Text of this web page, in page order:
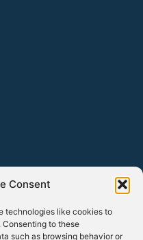
Consent
technologies like cookies to
to these
such as browsing behavior or